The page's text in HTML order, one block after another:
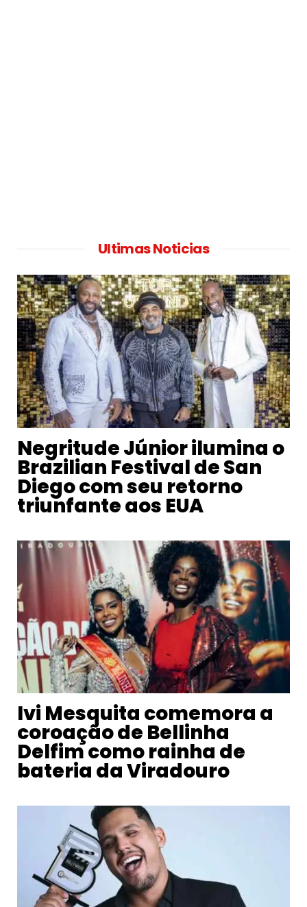
Ultimas Noticias
Negritude Júnior ilumina o
Brazilian Festival de San
Diego com seu retorno
triunfante aos EUA
Ivi Mesquita comemora a
coroação de Bellinha
Delfim como rainha de
bateria da Viradouro